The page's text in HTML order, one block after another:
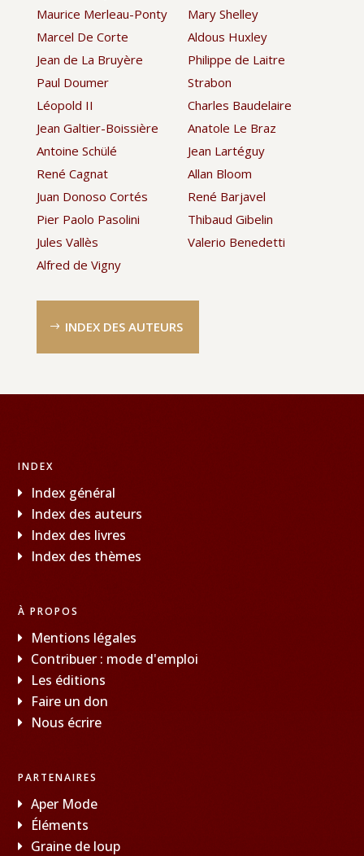
Maurice Merleau-Ponty
Marcel De Corte
Jean de La Bruyère
Paul Doumer
Léopold II
Jean Galtier-Boissière
Antoine Schülé
René Cagnat
Juan Donoso Cortés
Pier Paolo Pasolini
Jules Vallès
Alfred de Vigny
Mary Shelley
Aldous Huxley
Philippe de Laitre
Strabon
Charles Baudelaire
Anatole Le Braz
Jean Lartéguy
Allan Bloom
René Barjavel
Thibaud Gibelin
Valerio Benedetti
INDEX DES AUTEURS
INDEX
Index général
Index des auteurs
Index des livres
Index des thèmes
À PROPOS
Mentions légales
Contribuer : mode d'emploi
Les éditions
Faire un don
Nous écrire
PARTENAIRES
Aper Mode
Éléments
Graine de loup